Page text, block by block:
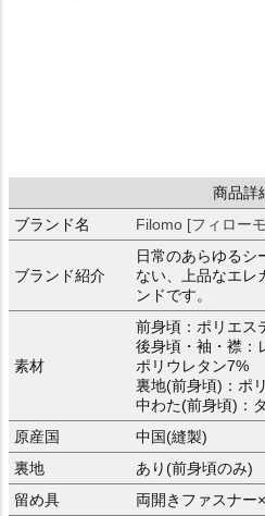
商品詳
ブランド名
Filomo [フィロー
ブランド紹介
日常のあらゆるシ
ない、上品なエレ
ンドです。
素材
前身頃：ポリエス
後身頃・袖・襟：
ポリウレタン7%
裏地(前身頃)：ポ
中わた(前身頃)：
原産国
中国(縫製)
裏地
あり(前身頃のみ)
留め具
両開きファスナー